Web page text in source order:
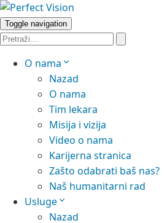
Toggle navigation
O nama
Nazad
O nama
Tim lekara
Misija i vizija
Video o nama
Karijerna stranica
Zašto odabrati baš nas?
Naš humanitarni rad
Usluge
Nazad